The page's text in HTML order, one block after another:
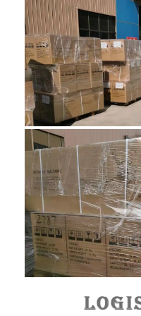
মৌচাক পরিবাহক বেল্ট
পরিবাহক চেইন প্লেট
সোলার ফটোভোলটাইক মেশ বেল্ট
চেইন মেশ বেল্ট
সর্পিল ফ্রিজার বেল্ট
ওভেন কনভেয়ার বেল্ট